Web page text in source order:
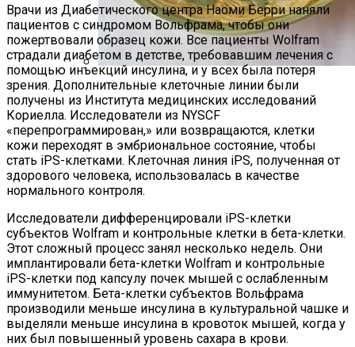
Дом С Оптимальным Распределением
Влажных Зон Для Комфорта
Секреты Домашней Выпечки:
Творожное Печенье С Яблоками Для
Идеального Чаепития
Врачи из Диабетического центра Наоми Берри наняли
пациентов с синдромом Вольфрама, чтобы они
пожертвовали образец кожи. Все пациенты Wolfram
страдали диабетом в детстве, требовавшим лечения с
помощью инъекций инсулина, и у всех была потеря
зрения. Дополнительные клеточные линии были
получены из Института медицинских исследований
Кориелла. Исследователи из NYSCF
«перепрограммирован,» или возвращаются, клетки
кожи переходят в эмбриональное состояние, чтобы
стать iPS-клетками. Клеточная линия iPS, полученная от
здорового человека, использовалась в качестве
нормального контроля.
Исследователи дифференцировали iPS-клетки
субъектов Wolfram и контрольные клетки в бета-клетки.
Этот сложный процесс занял несколько недель. Они
имплантировали бета-клетки Wolfram и контрольные
iPS-клетки под капсулу почек мышей с ослабленным
иммунитетом. Бета-клетки субъектов Вольфрама
производили меньше инсулина в культуральной чашке и
выделяли меньше инсулина в кровоток мышей, когда у
них был повышенный уровень сахара в крови.